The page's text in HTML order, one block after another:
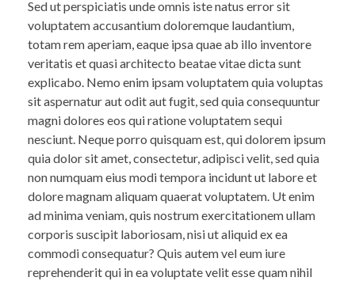
Sed ut perspiciatis unde omnis iste natus error sit
voluptatem accusantium doloremque laudantium,
totam rem aperiam, eaque ipsa quae ab illo inventore
veritatis et quasi architecto beatae vitae dicta sunt
explicabo. Nemo enim ipsam voluptatem quia voluptas
sit aspernatur aut odit aut fugit, sed quia consequuntur
magni dolores eos qui ratione voluptatem sequi
nesciunt. Neque porro quisquam est, qui dolorem ipsum
quia dolor sit amet, consectetur, adipisci velit, sed quia
non numquam eius modi tempora incidunt ut labore et
dolore magnam aliquam quaerat voluptatem. Ut enim
ad minima veniam, quis nostrum exercitationem ullam
corporis suscipit laboriosam, nisi ut aliquid ex ea
commodi consequatur? Quis autem vel eum iure
reprehenderit qui in ea voluptate velit esse quam nihil